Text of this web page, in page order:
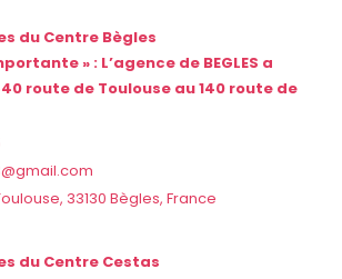
du Centre Bègles
» : L’agence de BEGLES a
route de Toulouse au 140 route de
33130 Bègles, France
du Centre Cestas